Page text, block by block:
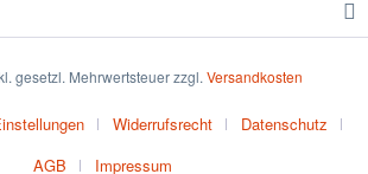
gesetzl. Mehrwertsteuer zzgl. Versandkosten
Widerrufsrecht
Datenschutz
AGB
Impressum